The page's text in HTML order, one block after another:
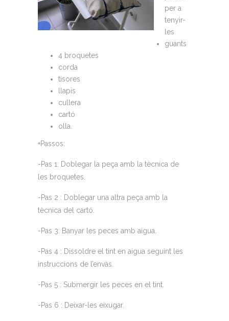
per a
tenyir-
les
guants
4 broquetes
corda
tisores
llapis
cullera
cartó
olla.
+Passos:
-Pas 1: Doblegar la peça amb la tècnica de
les broquetes.
-Pas 2 : Doblegar una altra peça amb la
tècnica del cartó.
-Pas 3: Banyar les peces amb aigua.
-Pas 4 : Dissoldre el tint en aigua seguint les
instruccions de l’envàs.
-Pas 5 : Submergir les peces en el tint.
-Pas 6 : Deixar-les eixugar.